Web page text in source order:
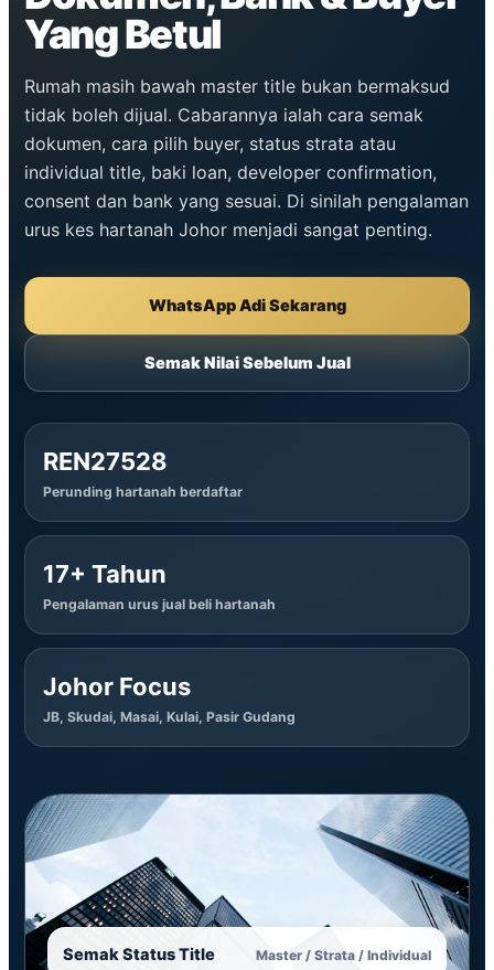
Yang Betul
Rumah masih bawah master title bukan bermaksud
tidak boleh dijual. Cabarannya ialah cara semak
dokumen, cara pilih buyer, status strata atau
individual title, baki loan, developer confirmation,
consent dan bank yang sesuai. Di sinilah pengalaman
urus kes hartanah Johor menjadi sangat penting.
WhatsApp Adi Sekarang
Semak Nilai Sebelum Jual
REN27528
Perunding hartanah berdaftar
17+ Tahun
Pengalaman urus jual beli hartanah
Johor Focus
JB, Skudai, Masai, Kulai, Pasir Gudang
Semak Status Title Master / Strata / Individual